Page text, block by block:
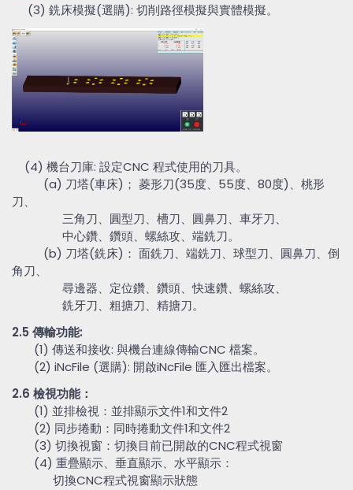
(3) 銑床模擬(選購): 切削路徑模擬與實體模擬。
(4) 機台刀庫: 設定CNC 程式使用的刀具。
(a) 刀塔(車床)； 菱形刀(35度、55度、80度)、桃形
刀、
三角刀、圓型刀、槽刀、圓鼻刀、車牙刀、
中心鑽、鑽頭、螺絲攻、端銑刀。
(b) 刀塔(銑床)： 面銑刀、端銑刀、球型刀、圓鼻刀、倒
角刀、
尋邊器、定位鑽、鑽頭、快速鑽、螺絲攻、
銑牙刀、粗搪刀、精搪刀。
2.5 傳輸功能:
(1) 傳送和接收: 與機台連線傳輸CNC 檔案。
(2) iNcFile (選購): 開啟iNcFile 匯入匯出檔案。
2.6 檢視功能：
(1) 並排檢視：並排顯示文件1和文件2
(2) 同步捲動：同時捲動文件1和文件2
(3) 切換視窗：切換目前已開啟的CNC程式視窗
(4) 重疊顯示、垂直顯示、水平顯示：
切換CNC程式視窗顯示狀態